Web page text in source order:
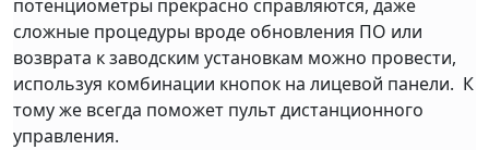
потенциометры прекрасно справляются, даже
сложные процедуры вроде обновления ПО или
возврата к заводским установкам можно провести,
используя комбинации кнопок на лицевой панели. К
тому же всегда поможет пульт дистанционного
управления.